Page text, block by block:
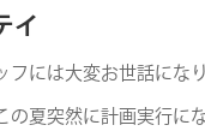
イ
には大変お世話にな
夏突然に計画実行に